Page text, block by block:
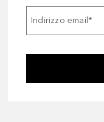
Indirizzo email*